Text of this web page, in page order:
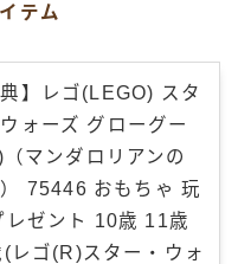
テム
典】レゴ(LEGO) スタ
ォーズ グローグー
マンダロリアンの
75446 おもちゃ 玩
レゼント 10歳 11歳
レゴ(R)スター・ウォ